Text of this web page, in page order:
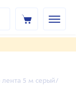
лента 5 м серый/